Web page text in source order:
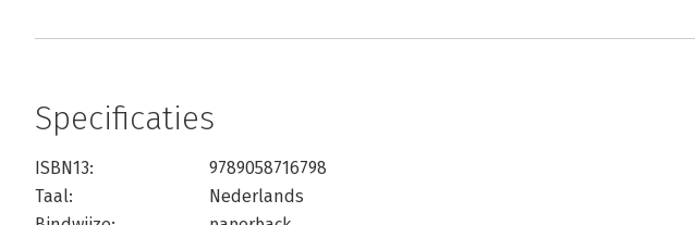
Specificaties
ISBN13:
9789058716798
Taal:
Nederlands